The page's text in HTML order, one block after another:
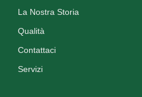
La Nostra Storia
Qualità
Contattaci
Servizi